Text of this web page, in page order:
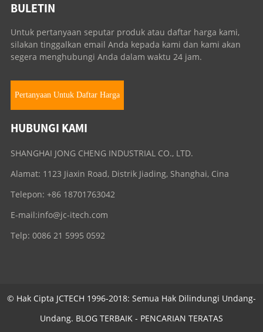
BULETIN
Untuk pertanyaan seputar produk atau daftar harga kami,
silakan tinggalkan email Anda kepada kami dan kami akan
segera menghubungi Anda dalam waktu 24 jam.
Pertanyaan Untuk Daftar Harga
HUBUNGI KAMI
SHANGHAI JONG CHENG INDUSTRIAL CO., LTD.
Alamat: 1123 Jiaxin Road, Distrik Jiading, Shanghai, Cina
Telepon: +86 18701763042
E-mail:info@jc-itech.com
Telp: 0086 21 5995 0592
© Hak Cipta JCTECH 1996-2018: Semua Hak Dilindungi Undang-
Undang. BLOG TERBAIK - PENCARIAN TERATAS